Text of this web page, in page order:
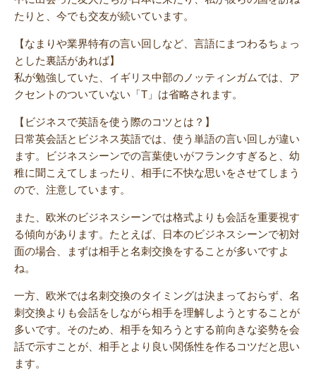
たりと、今でも交友が続いています。
【なまりや業界特有の言い回しなど、言語にまつわるちょっ
とした裏話があれば】
私が勉強していた、イギリス中部のノッティンガムでは、ア
クセントのついていない「T」は省略されます。
【ビジネスで英語を使う際のコツとは？】
日常英会話とビジネス英語では、使う単語の言い回しが違い
ます。ビジネスシーンでの言葉使いがフランクすぎると、幼
稚に聞こえてしまったり、相手に不快な思いをさせてしまう
ので、注意しています。
また、欧米のビジネスシーンでは格式よりも会話を重要視す
る傾向があります。たとえば、日本のビジネスシーンで初対
面の場合、まずは相手と名刺交換をすることが多いですよ
ね。
一方、欧米では名刺交換のタイミングは決まっておらず、名
刺交換よりも会話をしながら相手を理解しようとすることが
多いです。そのため、相手を知ろうとする前向きな姿勢を会
話で示すことが、相手とより良い関係性を作るコツだと思い
ます。